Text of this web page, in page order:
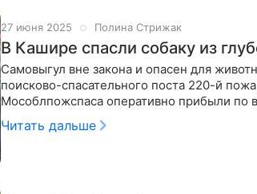
27 июня 2025 Полина Стрижак
В Кашире спасли собаку из
Самовыгул вне закона и опасен для
поисково-спасательного поста 220-й
Мособлпожспаса оперативно прибыли по
местных жителей для спасения собаки,
Читать дальше